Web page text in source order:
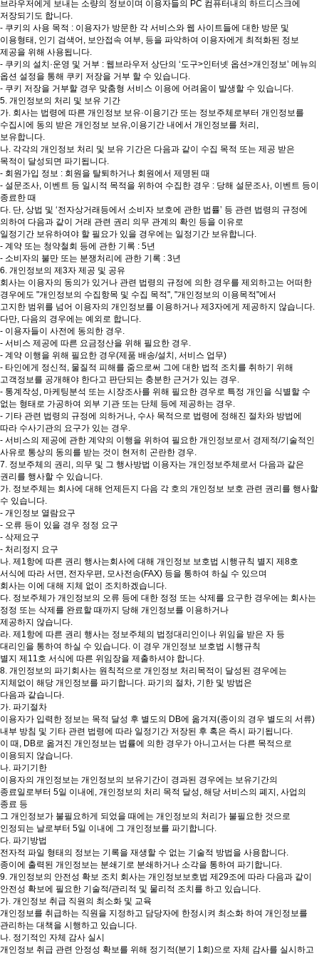
브라우저에게 보내는 소량의 정보이며 이용자들의 PC 컴퓨터내의 하드디스크에
저장되기도 합니다.
- 쿠키의 사용 목적 : 이용자가 방문한 각 서비스와 웹 사이트들에 대한 방문 및
이용형태, 인기 검색어, 보안접속 여부, 등을 파악하여 이용자에게 최적화된 정보
제공을 위해 사용됩니다.
- 쿠키의 설치·운영 및 거부 : 웹브라우저 상단의 ‘도구>인터넷 옵션>개인정보’ 메뉴의
옵션 설정을 통해 쿠키 저장을 거부 할 수 있습니다.
- 쿠키 저장을 거부할 경우 맞춤형 서비스 이용에 어려움이 발생할 수 있습니다.
5. 개인정보의 처리 및 보유 기간
가. 회사는 법령에 따른 개인정보 보유·이용기간 또는 정보주체로부터 개인정보를
수집시에 동의 받은 개인정보 보유,이용기간 내에서 개인정보를 처리,
보유합니다.
나. 각각의 개인정보 처리 및 보유 기간은 다음과 같이 수집 목적 또는 제공 받은
목적이 달성되면 파기됩니다.
- 회원가입 정보 : 회원을 탈퇴하거나 회원에서 제명된 때
- 설문조사, 이벤트 등 일시적 목적을 위하여 수집한 경우 : 당해 설문조사, 이벤트 등이
종료한 때
다. 단, 상법 및 ‘전자상거래등에서 소비자 보호에 관한 법률’ 등 관련 법령의 규정에
의하여 다음과 같이 거래 관련 권리 의무 관계의 확인 등을 이유로
일정기간 보유하여야 할 필요가 있을 경우에는 일정기간 보유합니다.
- 계약 또는 청약철회 등에 관한 기록 : 5년
- 소비자의 불만 또는 분쟁처리에 관한 기록 : 3년
6. 개인정보의 제3자 제공 및 공유
회사는 이용자의 동의가 있거나 관련 법령의 규정에 의한 경우를 제외하고는 어떠한
경우에도 "개인정보의 수집항목 및 수집 목적", "개인정보의 이용목적"에서
고지한 범위를 넘어 이용자의 개인정보를 이용하거나 제3자에게 제공하지 않습니다.
다만, 다음의 경우에는 예외로 합니다.
- 이용자들이 사전에 동의한 경우.
- 서비스 제공에 따른 요금정산을 위해 필요한 경우.
- 계약 이행을 위해 필요한 경우(제품 배송/설치, 서비스 업무)
- 타인에게 정신적, 물질적 피해를 줌으로써 그에 대한 법적 조치를 취하기 위해
고객정보를 공개해야 한다고 판단되는 충분한 근거가 있는 경우.
- 통계작성, 마케팅분석 또는 시장조사를 위해 필요한 경우로 특정 개인을 식별할 수
없는 형태로 가공하여 외부 기관 또는 단체 등에 제공하는 경우.
- 기타 관련 법령의 규정에 의하거나, 수사 목적으로 법령에 정해진 절차와 방법에
따라 수사기관의 요구가 있는 경우.
- 서비스의 제공에 관한 계약의 이행을 위하여 필요한 개인정보로서 경제적/기술적인
사유로 통상의 동의를 받는 것이 현저히 곤란한 경우.
7. 정보주체의 권리, 의무 및 그 행사방법 이용자는 개인정보주체로서 다음과 같은
권리를 행사할 수 있습니다.
가. 정보주체는 회사에 대해 언제든지 다음 각 호의 개인정보 보호 관련 권리를 행사할
수 있습니다.
- 개인정보 열람요구
- 오류 등이 있을 경우 정정 요구
- 삭제요구
- 처리정지 요구
나. 제1항에 따른 권리 행사는회사에 대해 개인정보 보호법 시행규칙 별지 제8호
서식에 따라 서면, 전자우편, 모사전송(FAX) 등을 통하여 하실 수 있으며
회사는 이에 대해 지체 없이 조치하겠습니다.
다. 정보주체가 개인정보의 오류 등에 대한 정정 또는 삭제를 요구한 경우에는 회사는
정정 또는 삭제를 완료할 때까지 당해 개인정보를 이용하거나
제공하지 않습니다.
라. 제1항에 따른 권리 행사는 정보주체의 법정대리인이나 위임을 받은 자 등
대리인을 통하여 하실 수 있습니다. 이 경우 개인정보 보호법 시행규칙
별지 제11호 서식에 따른 위임장을 제출하셔야 합니다.
8. 개인정보의 파기회사는 원칙적으로 개인정보 처리목적이 달성된 경우에는
지체없이 해당 개인정보를 파기합니다. 파기의 절차, 기한 및 방법은
다음과 같습니다.
가. 파기절차
이용자가 입력한 정보는 목적 달성 후 별도의 DB에 옮겨져(종이의 경우 별도의 서류)
내부 방침 및 기타 관련 법령에 따라 일정기간 저장된 후 혹은 즉시 파기됩니다.
이 때, DB로 옮겨진 개인정보는 법률에 의한 경우가 아니고서는 다른 목적으로
이용되지 않습니다.
나. 파기기한
이용자의 개인정보는 개인정보의 보유기간이 경과된 경우에는 보유기간의
종료일로부터 5일 이내에, 개인정보의 처리 목적 달성, 해당 서비스의 폐지, 사업의
종료 등
그 개인정보가 불필요하게 되었을 때에는 개인정보의 처리가 불필요한 것으로
인정되는 날로부터 5일 이내에 그 개인정보를 파기합니다.
다. 파기방법
전자적 파일 형태의 정보는 기록을 재생할 수 없는 기술적 방법을 사용합니다.
종이에 출력된 개인정보는 분쇄기로 분쇄하거나 소각을 통하여 파기합니다.
9. 개인정보의 안전성 확보 조치 회사는 개인정보보호법 제29조에 따라 다음과 같이
안전성 확보에 필요한 기술적/관리적 및 물리적 조치를 하고 있습니다.
가. 개인정보 취급 직원의 최소화 및 교육
개인정보를 취급하는 직원을 지정하고 담당자에 한정시켜 최소화 하여 개인정보를
관리하는 대책을 시행하고 있습니다.
나. 정기적인 자체 감사 실시
개인정보 취급 관련 안정성 확보를 위해 정기적(분기 1회)으로 자체 감사를 실시하고